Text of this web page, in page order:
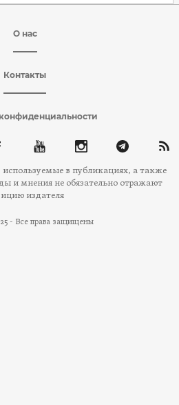
О нас
Контакты
в публикациях, а также
и мнения не обязательно отражают
издателя
- Все права защищены